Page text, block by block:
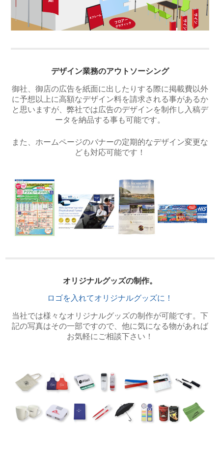
デザイン業務のアウトソーシング
御社、御店の広告を紙面に出したりする際に掲載費以外
に予想以上に高額なデザイン料を請求される事があるか
と思いますが、弊社では広告のデザインを制作し入稿デ
ータを納品する事も可能です。
また、ホームページのバナーの定期的なデザイン変更な
ども対応可能です！
オリジナルグッズの制作。
ロゴを入れてオリジナルグッズに！
当社では様々なオリジナルグッズの制作が可能です。下
記の写真はその一部ですので、他に気になる物があれば
お気軽にご相談下さい！